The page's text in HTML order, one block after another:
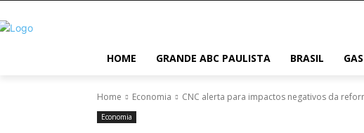
HOME GRANDE ABC PAULISTA BRASIL
Home Economia CNC alerta para impactos negativos da
Economia